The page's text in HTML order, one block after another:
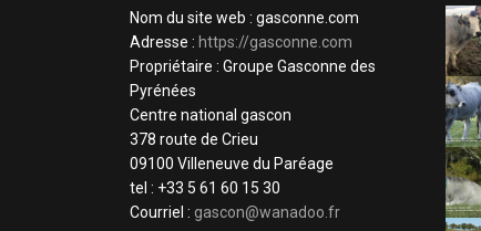
Nom du site web : gasconne.com
Adresse : https://gasconne.com
Propriétaire : Groupe Gasconne des
Pyrénées
Centre national gascon
378 route de Crieu
09100 Villeneuve du Paréage
tel : +33 5 61 60 15 30
Courriel : gascon@wanadoo.fr